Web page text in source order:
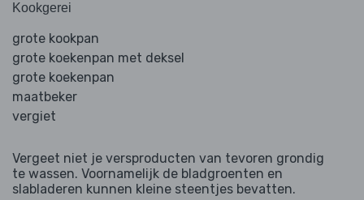
Kookgerei
grote kookpan
grote koekenpan met deksel
grote koekenpan
maatbeker
vergiet
Vergeet niet je versproducten van tevoren grondig
te wassen. Voornamelijk de bladgroenten en
slabladeren kunnen kleine steentjes bevatten.